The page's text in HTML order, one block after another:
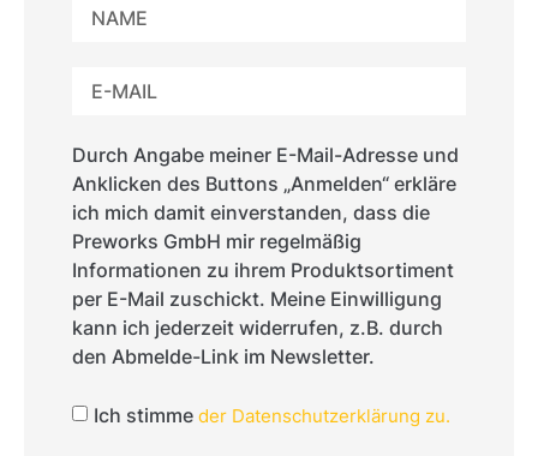
Durch Angabe meiner E-Mail-Adresse und
Anklicken des Buttons „Anmelden“ erkläre
ich mich damit einverstanden, dass die
Preworks GmbH mir regelmäßig
Informationen zu ihrem Produktsortiment
per E-Mail zuschickt. Meine Einwilligung
kann ich jederzeit widerrufen, z.B. durch
den Abmelde-Link im Newsletter.
Ich stimme der Datenschutzerklärung zu.